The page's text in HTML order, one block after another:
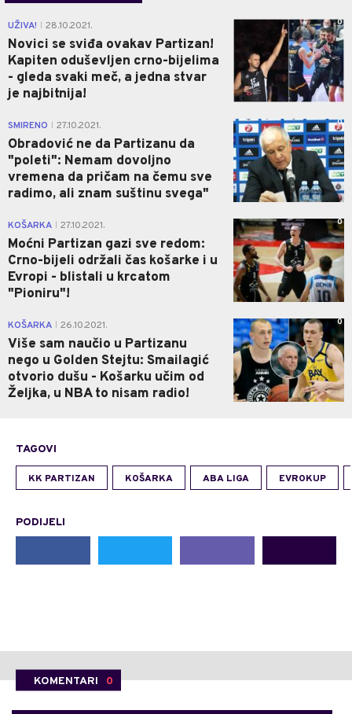
UŽIVA! 28.10.2021.
Novici se sviđa ovakav Partizan!
Kapiten oduševljen crno-bijelima
- gleda svaki meč, a jedna stvar
je najbitnija!
0
SMIRENO 27.10.2021.
Obradović ne da Partizanu da
"poleti": Nemam dovoljno
vremena da pričam na čemu sve
radimo, ali znam suštinu svega"
0
KOŠARKA 27.10.2021.
Moćni Partizan gazi sve redom:
Crno-bijeli održali čas košarke i u
Evropi - blistali u krcatom
"Pioniru"!
0
KOŠARKA 26.10.2021.
Više sam naučio u Partizanu
nego u Golden Stejtu: Smailagić
otvorio dušu - Košarku učim od
Željka, u NBA to nisam radio!
0
TAGOVI
KK PARTIZAN KOŠARKA ABA LIGA EVROKUP
PODIJELI
KOMENTARI 0